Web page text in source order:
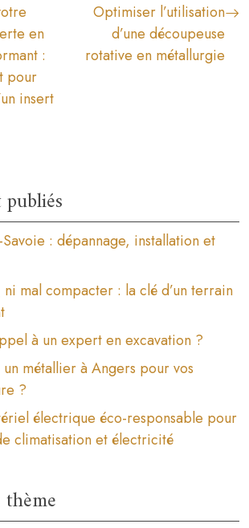
en
:
pour
insert
Optimiser l’utilisation
d’une découpeuse
rotative en métallurgie
: dépannage, installation et
mal compacter : la clé d’un terrain
à un expert en excavation ?
métallier à Angers pour vos
?
électrique éco-responsable pour
climatisation et électricité